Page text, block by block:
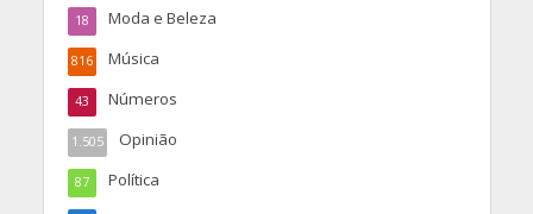
Moda e Beleza
18
Música
816
Números
43
Opinião
1.505
Política
87